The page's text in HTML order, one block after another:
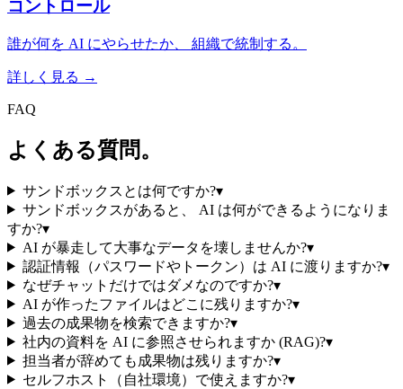
コントロール
誰が何を AI にやらせたか、 組織で統制する。
詳しく見る →
FAQ
よくある質問。
サンドボックスとは何ですか?▾
サンドボックスがあると、 AI は何ができるようになりま
すか?▾
AI が暴走して大事なデータを壊しませんか?▾
認証情報（パスワードやトークン）は AI に渡りますか?▾
なぜチャットだけではダメなのですか?▾
AI が作ったファイルはどこに残りますか?▾
過去の成果物を検索できますか?▾
社内の資料を AI に参照させられますか (RAG)?▾
担当者が辞めても成果物は残りますか?▾
セルフホスト（自社環境）で使えますか?▾